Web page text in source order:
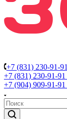
+7 (831) 230-91-91
+7 (831) 230-91-91
+7 (904) 909-91-91